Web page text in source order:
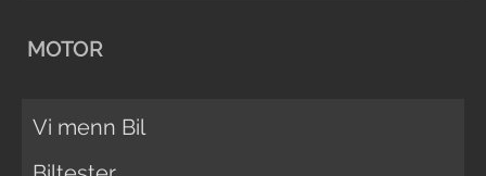
MOTOR
Vi menn Bil